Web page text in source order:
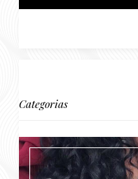
Categorias